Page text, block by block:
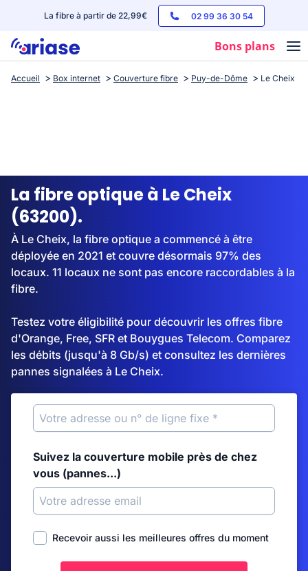
La fibre à partir de 22,99€ 02 99 36 30 54
Bons plans
Box internet
Streaming
Accueil Box internet Couverture fibre Puy-de-Dôme Le Cheix
La fibre optique à Le Cheix
(63200).
À Le Cheix, la fibre optique a commencé à être
déployée en 2021 et couvre désormais 97% des
locaux. 11 locaux ne sont pas encore raccordables à la
fibre.
Testez votre éligibilité pour découvrir les offres fibre
d'Orange, Free, SFR et Bouygues Telecom. Comparez
les débits (jusqu'à 8 Gb/s) et consultez les dernières
pannes signalées à Le Cheix.
Suivez la couverture mobile près de chez
vous (pannes...)
Recevoir aussi les meilleures offres du moment